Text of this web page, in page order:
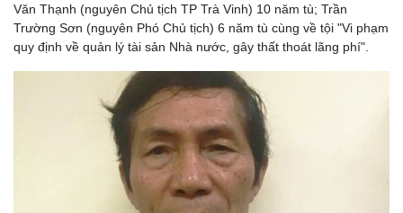
Văn Thạnh (nguyên Chủ tịch TP Trà Vinh) 10 năm tù; Trần
Trường Sơn (nguyên Phó Chủ tịch) 6 năm tù cùng về tội "Vi phạm
quy định về quản lý tài sản Nhà nước, gây thất thoát lãng phí".